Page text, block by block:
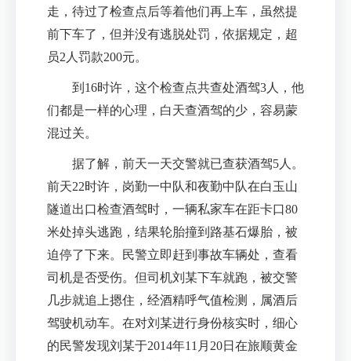
走，待过了检查点后等着他们再上车，虽然提
前下车了，但并没有逃脱处罚，依据规定，超
员2人罚款200元。
到16时许，这个检查点共查处酒驾3人，他
们都是一样的心理，白天查酒驾的少，容易蒙
混过关。
据了解，前天一天交警就已查获酒驾5人。
前天22时许，岗勤一中队和夜勤中队在白玉山
隧道出口检查酒驾时，一辆私家车在距卡口80
米处掉头逃跑，结果轮胎撞到路基石爆胎，被
迫停了下来。民警立即赶到事故车辆处，查看
司机是否受伤。但司机刘某下车就跑，被交警
几步就追上摁住，经酒精呼气值检测，属酒后
驾驶机动车。在对刘某进行身份核实时，细心
的民警发现刘某于2014年11月20日在旅顺黄金